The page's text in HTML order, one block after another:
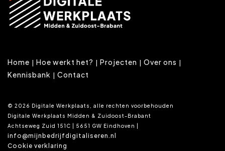
Home Hoe werkt het? Projecten
Over ons
Kennisbank
Contact
© 2026 Digitale Werkplaats, alle rechten voorbehouden
Digitale Werkplaats Midden & Zuidoost-Brabant
Achtseweg Zuid 151C | 5651 GW Eindhoven |
info@mijnbedrijfdigitaliseren.nl
Cookie verklaring